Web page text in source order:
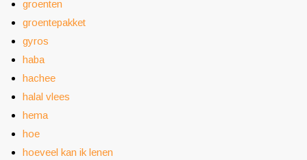
groenten
groentepakket
gyros
haba
hachee
halal vlees
hema
hoe
hoeveel kan ik lenen